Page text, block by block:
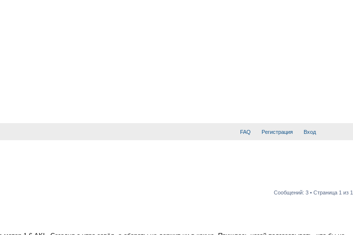
FAQ Регистрация Вход
Сообщений: 3 • Страница 1 из 1